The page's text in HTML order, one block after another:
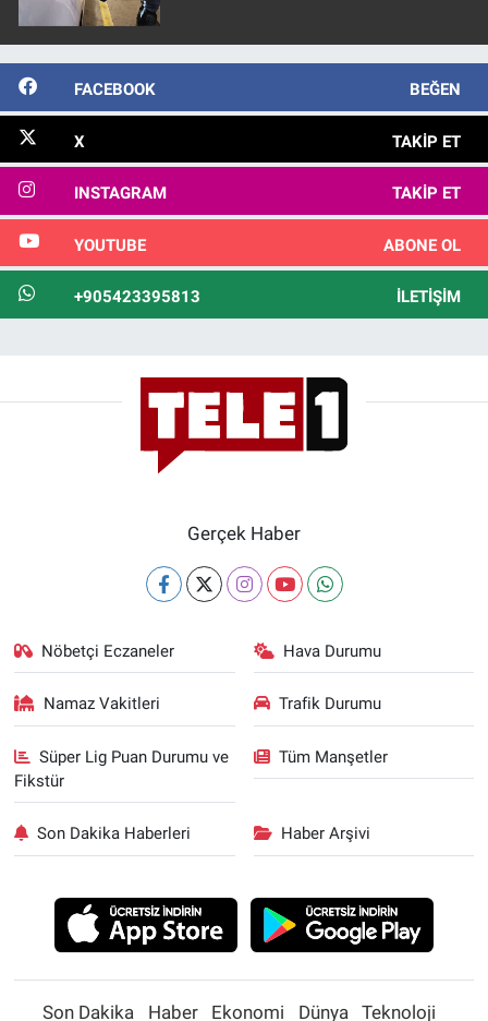
FACEBOOK BEĞEN
X TAKIP ET
INSTAGRAM TAKIP ET
YOUTUBE ABONE OL
+905423395813 İLETIŞIM
Gerçek Haber
Nöbetçi Eczaneler Hava Durumu
Namaz Vakitleri Trafik Durumu
Süper Lig Puan Durumu ve
Fikstür
Tüm Manşetler
Son Dakika Haberleri Haber Arşivi
Son Dakika Haber Ekonomi Dünya Teknoloji